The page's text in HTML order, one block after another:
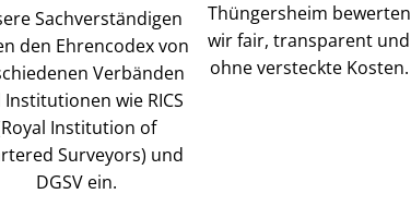
Sach­ver­stän­di­gen
den Ehrencodex von
Verbänden
wie RICS
Institution of
Surveyors) und
DGSV ein.
Thüngersheim bewerten
wir fair, transparent und
ohne versteckte Kosten.